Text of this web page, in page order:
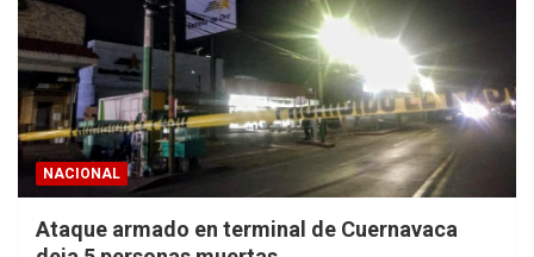
NACIONAL
Ataque armado en terminal de Cuernavaca